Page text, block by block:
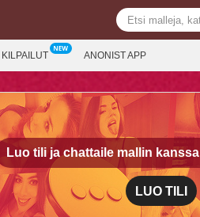
KILPAILUT ANONIST APP
Luo tili ja chattaile mallin kanssa
LUO TILI